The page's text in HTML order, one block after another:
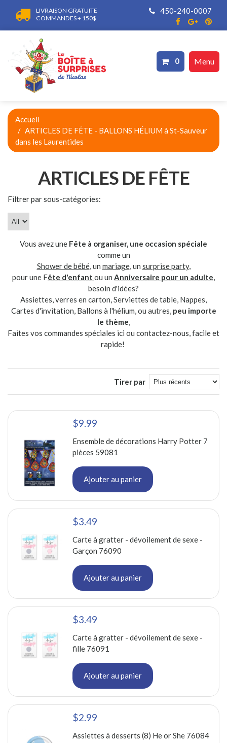
LIVRAISON GRATUITE
COMMANDES + 150$
450-240-0007
0 Menu
Accueil
ARTICLES DE FÊTE - BALLONS HÉLIUM à St-Sauveur
dans les Laurentides
ARTICLES DE FÊTE
Filtrer par sous-catégories:
Vous avez une Fête à organiser, une occasion spéciale
comme un
Shower de bébé, un mariage, un surprise party,
pour une Fête d'enfant ou un Anniversaire pour un adulte,
besoin d'idées?
Assiettes, verres en carton, Serviettes de table, Nappes,
Cartes d'invitation, Ballons à l'hélium, ou autres, peu importe
le thème,
Faites vos commandes spéciales ici ou contactez-nous, facile et
rapide!
Tirer par
$9.99
Ensemble de décorations Harry Potter 7
pièces 59081
Ajouter au panier
$3.49
Carte à gratter - dévoilement de sexe -
Garçon 76090
Ajouter au panier
$3.49
Carte à gratter - dévoilement de sexe -
fille 76091
Ajouter au panier
$2.99
Assiettes à desserts (8) He or She 76084